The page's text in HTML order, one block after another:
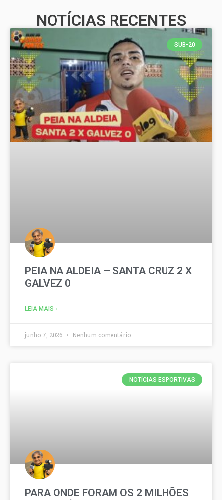
NOTÍCIAS RECENTES
SUB-20
PEIA NA ALDEIA – SANTA CRUZ 2 X
GALVEZ 0
LEIA MAIS »
junho 7, 2026 Nenhum comentário
NOTÍCIAS ESPORTIVAS
PARA ONDE FORAM OS 2 MILHÕES